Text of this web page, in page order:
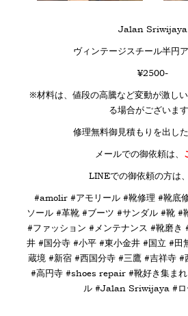
Jalan Sriwijaya
ヴィンテージスチール半円
¥2500-
※材料は、値段の高騰など変動が激し
る場合がございます
修理無料御見積もりを出し
メールでの御依頼は、
LINEでの御依頼の方は、
#amolir #アモリール #靴修理 #靴底
ソール #革靴 #ブーツ #サンダル #靴 #
#ファッション #メンテナンス #靴磨き
井 #国分寺 #小平 #東小金井 #国立 #田
蔵境 #新宿 #西国分寺 #三鷹 #吉祥寺
#高円寺 #shoes repair #靴好き集ま
ル #Jalan Sriwijaya #ロ